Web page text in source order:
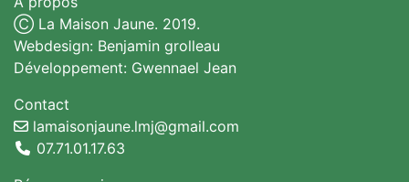
Ⓒ La Maison Jaune. 2019.
Webdesign: Benjamin grolleau
Développement: Gwennael Jean
Contact
lamaisonjaune.lmj@gmail.com
07.71.01.17.63